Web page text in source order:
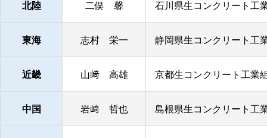
北陸 二俣 馨 石川県生コンクリート工
東海 志村 栄一 静岡県生コンクリート工
近畿 山﨑 高雄 京都生コンクリート工業
中国 岩﨑 哲也 島根県生コンクリート工